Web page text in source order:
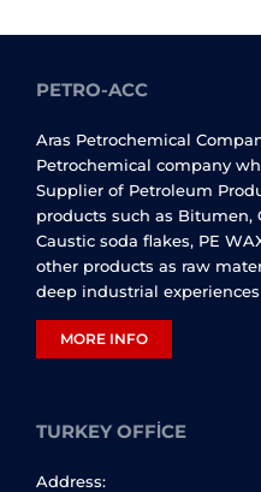
PETRO-ACC
Aras Petrochemical
Petrochemical company
Supplier of Petroleum
products such as Bitumen,
Caustic soda flakes, PE
other products as raw
deep industrial
MORE INFO
TURKEY OFFICE
Address: